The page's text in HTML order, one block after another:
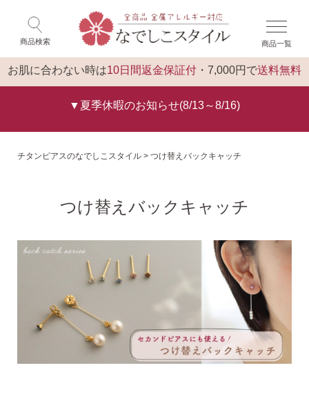
商品検索 商品一覧
お肌に合わない時は10日間返金保証付 ・7,000円で送料無料
▼夏季休暇のお知らせ(8/13～8/16)
閉じる
ゲスト 様 こんにちは
チタンピアスのなでしこスタイル つけ替えバックキャッチ
つけ替えバックキャッチ